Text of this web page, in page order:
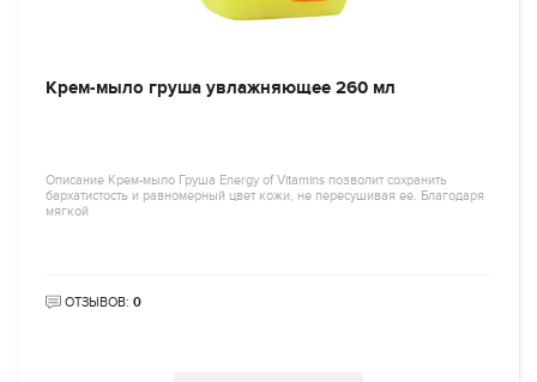
Крем-мыло груша увлажняющее 260 мл
Описание Крем-мыло Груша Energy of Vitamins позволит сохранить
бархатистость и равномерный цвет кожи, не пересушивая ее. Благодаря
мягкой
ОТЗЫВОВ: 0